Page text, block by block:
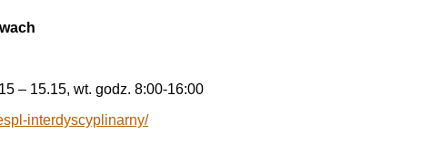
– 15.15, wt. godz. 8:00-16:00
interdyscyplinarny/